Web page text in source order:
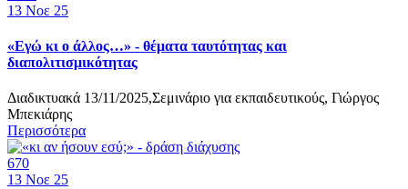
13 Νοε 25
«Εγώ κι ο άλλος…» - θέματα ταυτότητας και
διαπολιτισμικότητας
Διαδικτυακά 13/11/2025,Σεμινάριο για εκπαιδευτικούς, Γιώργος
Μπεκιάρης
Περισσότερα
670
13 Νοε 25